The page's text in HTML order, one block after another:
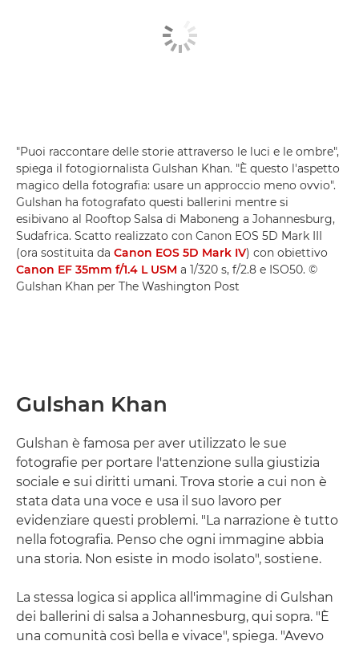
"Puoi raccontare delle storie attraverso le luci e le ombre",
spiega il fotogiornalista Gulshan Khan. "È questo l'aspetto
magico della fotografia: usare un approccio meno ovvio".
Gulshan ha fotografato questi ballerini mentre si
esibivano al Rooftop Salsa di Maboneng a Johannesburg,
Sudafrica. Scatto realizzato con Canon EOS 5D Mark III
(ora sostituita da Canon EOS 5D Mark IV) con obiettivo
Canon EF 35mm f/1.4 L USM a 1/320 s, f/2.8 e ISO50. ©
Gulshan Khan per The Washington Post
Gulshan Khan
Gulshan è famosa per aver utilizzato le sue
fotografie per portare l'attenzione sulla giustizia
sociale e sui diritti umani. Trova storie a cui non è
stata data una voce e usa il suo lavoro per
evidenziare questi problemi. "La narrazione è tutto
nella fotografia. Penso che ogni immagine abbia
una storia. Non esiste in modo isolato", sostiene.
La stessa logica si applica all'immagine di Gulshan
dei ballerini di salsa a Johannesburg, qui sopra. "È
una comunità così bella e vivace", spiega. "Avevo